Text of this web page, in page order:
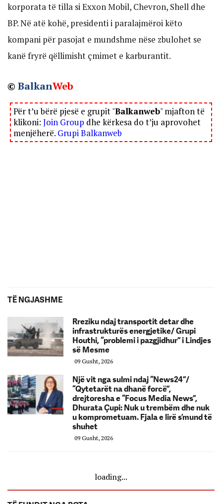
korporata të tilla si Exxon Mobil, Chevron, Shell dhe
BP. Në atë kohë, presidenti i paralajmëroi këto
kompani për pasojat e mundshme nëse zbulohet se
kanë fryrë qëllimisht çmimet e karburantit.
© BalkanWeb
Për t’u bërë pjesë e grupit "Balkanweb" mjafton të
klikoni: Join Group dhe kërkesa do t’ju aprovohet
menjëherë. Grupi Balkanweb
TË NGJASHME
Rreziku ndaj transportit detar dhe
infrastrukturës energjetike/ Grupi
Houthi, “problemi i pazgjidhur” i Lindjes
së Mesme
09 Gusht, 2026
Një vit nga sulmi ndaj “News24”/
“Qytetarët na dhanë forcë”,
drejtoresha e “Focus Media News”,
Dhurata Çupi: Nuk u trembëm dhe nuk
u komprometuam. Fjala e lirë s’mund të
shuhet
09 Gusht, 2026
loading...